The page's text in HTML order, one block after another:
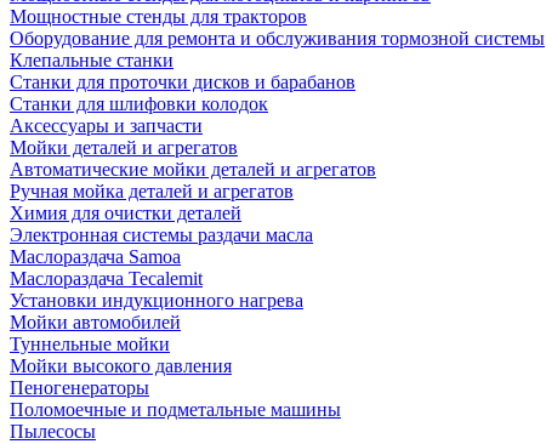
Мощностные стенды для тракторов
Оборудование для ремонта и обслуживания тормозной системы
Клепальные станки
Станки для проточки дисков и барабанов
Станки для шлифовки колодок
Аксессуары и запчасти
Мойки деталей и агрегатов
Автоматические мойки деталей и агрегатов
Ручная мойка деталей и агрегатов
Химия для очистки деталей
Электронная системы раздачи масла
Маслораздача Samoa
Маслораздача Tecalemit
Установки индукционного нагрева
Мойки автомобилей
Туннельные мойки
Мойки высокого давления
Пеногенераторы
Поломоечные и подметальные машины
Пылесосы